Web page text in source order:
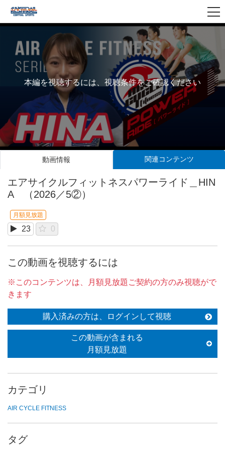
本編を視聴するには、視聴条件をご確認ください
動画情報 関連コンテンツ
エアサイクルフィットネスパワーライド＿HIN
A （2026／5②）
月額見放題
23 0
この動画を視聴するには
※このコンテンツは、月額見放題ご契約の方のみ視聴がで
きます
購入済みの方は、ログインして視聴
この動画が含まれる
月額見放題
カテゴリ
AIR CYCLE FITNESS
タグ